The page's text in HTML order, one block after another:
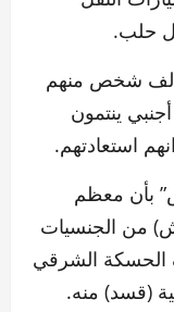
حلب.
وكان مخيم الهول يضم نحو 24 ألف شخص منهم
وطفل أجنبي ينتمون
استعادتهم.
بأن معظم
من الجنسيات
الحسكة الشرقي
(قسد) منه.